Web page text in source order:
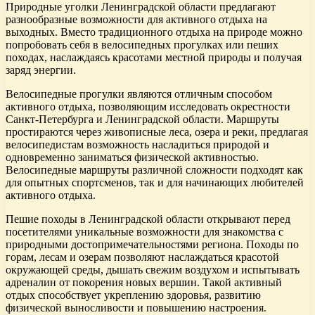
Природные уголки Ленинградской области предлагают
разнообразные возможности для активного отдыха на
выходных. Вместо традиционного отдыха на природе можно
попробовать себя в велосипедных прогулках или пеших
походах, наслаждаясь красотами местной природы и получая
заряд энергии.
Велосипедные прогулки являются отличным способом
активного отдыха, позволяющим исследовать окрестности
Санкт-Петербурга и Ленинградской области. Маршруты
простираются через живописные леса, озера и реки, предлагая
велосипедистам возможность насладиться природой и
одновременно заниматься физической активностью.
Велосипедные маршруты различной сложности подходят как
для опытных спортсменов, так и для начинающих любителей
активного отдыха.
Пешие походы в Ленинградской области открывают перед
посетителями уникальные возможности для знакомства с
природными достопримечательностями региона. Походы по
горам, лесам и озерам позволяют наслаждаться красотой
окружающей среды, дышать свежим воздухом и испытывать
адреналин от покорения новых вершин. Такой активный
отдых способствует укреплению здоровья, развитию
физической выносливости и повышению настроения.